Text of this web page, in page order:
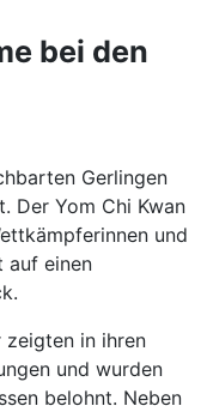
bei den
Gerlingen
Der Yom Chi Kwan
und
auf einen
zeigten in ihren
und wurden
belohnt. Neben